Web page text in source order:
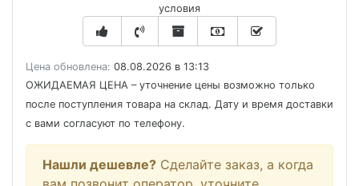
условия
Цена обновлена: 08.08.2026 в 13:13
ОЖИДАЕМАЯ ЦЕНА – уточнение цены возможно только
после поступления товара на склад. Дату и время доставки
с вами согласуют по телефону.
Нашли дешевле? Сделайте заказ, а когда